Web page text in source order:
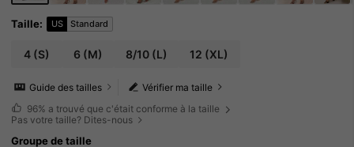
Taille: US Standard
4 (S) 6 (M) 8/10(L) 12 (XL)
Vérifier ma taille
Guide des tailles
96% a trouvé que c'était conforme à la taille
Pas votre taille? Dites-nous
Groupe de taille